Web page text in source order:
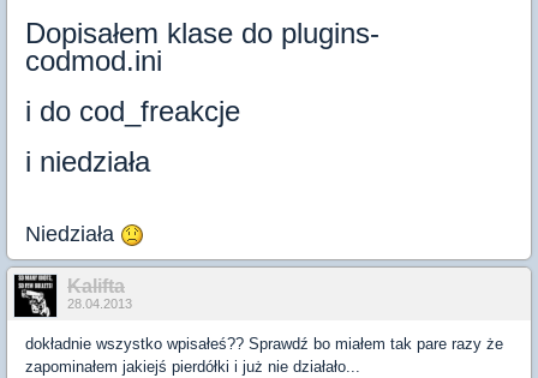
Dopisałem klase do plugins-
codmod.ini
i do cod_freakcje
i niedziała
Niedziała
Kalifta
28.04.2013
dokładnie wszystko wpisałeś?? Sprawdź bo miałem tak pare razy że
zapominałem jakiejś pierdółki i już nie działało...